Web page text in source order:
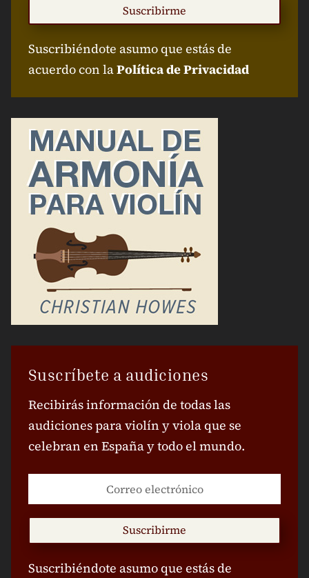
Suscribirme
Suscribiéndote asumo que estás de
acuerdo con laPolítica de Privacidad
Suscríbete a audiciones
Recibirás información de todas las
audiciones para violín y viola que se
celebran en España y todo el mundo.
Suscribirme
Suscribiéndote asumo que estás de